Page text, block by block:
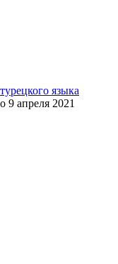
языка
9 апреля 2021